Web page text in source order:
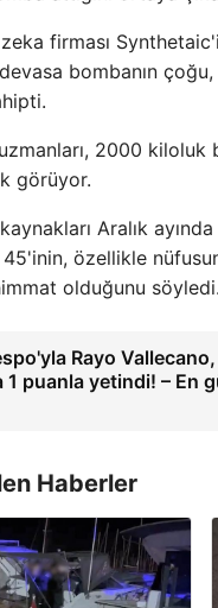
firması
bombanın
2000 kiloluk
görüyor.
Aralık
45'inin, özellikle
olduğunu söyledi.
Rayo Vallecano,
1 puanla yetindi! – En
Haberler